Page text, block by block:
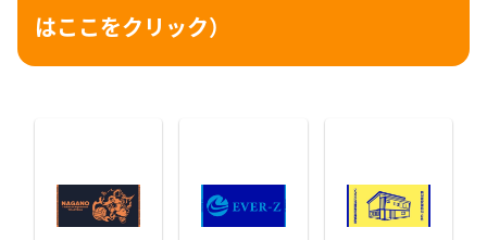
はここをクリック）